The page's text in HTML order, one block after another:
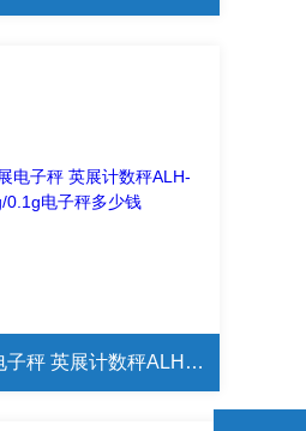
ALH-C英展电子秤 英展计数秤ALH-C/3kg/0.1g电子秤多少钱